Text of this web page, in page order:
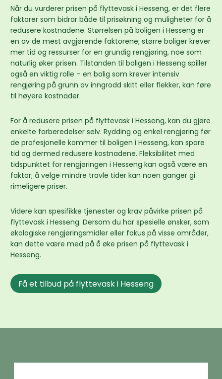
Når du vurderer prisen på flyttevask i Hesseng, er det flere
faktorer som bidrar både til prisøkning og muligheter for å
redusere kostnadene. Størrelsen på boligen i Hesseng er
en av de mest avgjørende faktorene; større boliger krever
mer tid og ressurser for en grundig rengjøring, noe som
naturlig øker prisen. Tilstanden til boligen i Hesseng spiller
også en viktig rolle – en bolig som krever intensiv
rengjøring på grunn av inngrodd skitt eller flekker, kan føre
til høyere kostnader.
For å redusere prisen på flyttevask i Hesseng, kan du gjøre
enkelte forberedelser selv. Rydding og enkel rengjøring før
de profesjonelle kommer til boligen i Hesseng, kan spare
tid og dermed redusere kostnadene. Fleksibilitet med
tidspunktet for rengjøringen i Hesseng kan også være en
faktor; å velge mindre travle tider kan noen ganger gi
rimeligere priser.
Videre kan spesifikke tjenester og krav påvirke prisen på
flyttevask i Hesseng. Dersom du har spesielle ønsker, som
økologiske rengjøringsmidler eller fokus på visse områder,
kan dette være med på å øke prisen på flyttevask i
Hesseng.
Få et tilbud på flyttevask i Hesseng